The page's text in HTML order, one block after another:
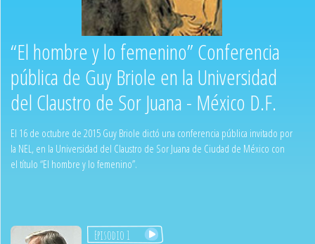
“El hombre y lo femenino” Conferencia
pública de Guy Briole en la Universidad
del Claustro de Sor Juana - México D.F.
El 16 de octubre de 2015 Guy Briole dictó una conferencia pública invitado por
la NEL, en la Universidad del Claustro de Sor Juana de Ciudad de México con
el título “El hombre y lo femenino”.
Episodio 1